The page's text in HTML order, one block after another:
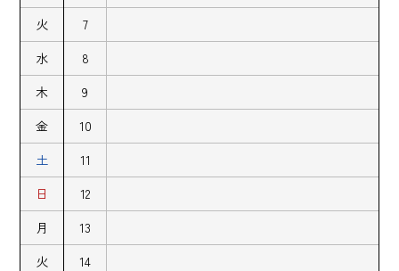
火
7
水
8
木
9
金
10
土
11
日
12
月
13
火
14